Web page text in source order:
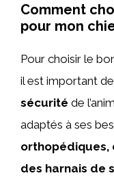
Comment
pour mon
Pour choisir le
il est important de
sécurité de
adaptés à ses
orthopédiques,
des harnais de